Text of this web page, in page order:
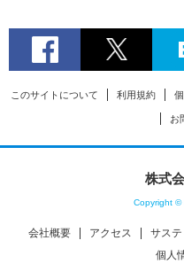
このサイトについて 利用規約
お
株式
Copyright ©
会社概要 アクセス サス
個人